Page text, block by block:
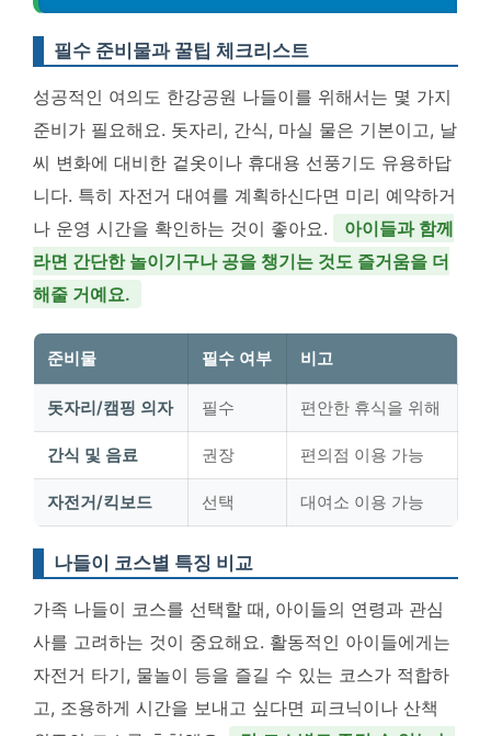
필수 준비물과 꿀팁 체크리스트
성공적인 여의도 한강공원 나들이를 위해서는 몇 가지
준비가 필요해요. 돗자리, 간식, 마실 물은 기본이고, 날
씨 변화에 대비한 겉옷이나 휴대용 선풍기도 유용하답
니다. 특히 자전거 대여를 계획하신다면 미리 예약하거
나 운영 시간을 확인하는 것이 좋아요.
아이들과 함께
라면 간단한 놀이기구나 공을 챙기는 것도 즐거움을 더
해줄 거예요.
준비물 필수 여부 비고
돗자리/캠핑 의자 필수 편안한 휴식을 위해
간식 및 음료 권장 편의점 이용 가능
자전거/킥보드 선택 대여소 이용 가능
나들이 코스별 특징 비교
가족 나들이 코스를 선택할 때, 아이들의 연령과 관심
사를 고려하는 것이 중요해요. 활동적인 아이들에게는
자전거 타기, 물놀이 등을 즐길 수 있는 코스가 적합하
고, 조용하게 시간을 보내고 싶다면 피크닉이나 산책